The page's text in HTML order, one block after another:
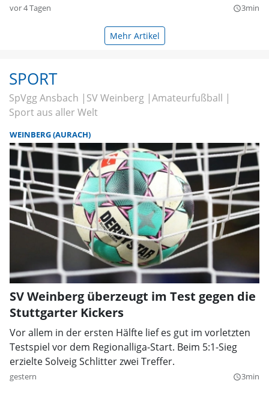
vor 4 Tagen query_builder3min
Mehr Artikel
SPORT
SpVgg Ansbach SV Weinberg Amateurfußball
Sport aus aller Welt
WEINBERG (AURACH)
SV Weinberg überzeugt im Test gegen die
Stuttgarter Kickers
Vor allem in der ersten Hälfte lief es gut im vorletzten
Testspiel vor dem Regionalliga-Start. Beim 5:1-Sieg
erzielte Solveig Schlitter zwei Treffer.
gestern query_builder3min